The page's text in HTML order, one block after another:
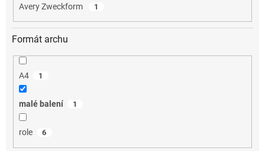
Avery Zweckform 1
Formát archu
A4 1
malé balení 1
role 6